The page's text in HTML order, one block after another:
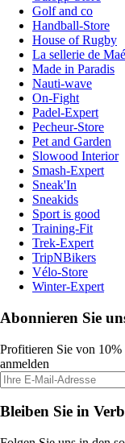
Golf and co
Handball-Store
House of Rugby
La sellerie de Maé
Made in Paradis
Nauti-wave
On-Fight
Padel-Expert
Pecheur-Store
Pet and Garden
Slowood Interior
Smash-Expert
Sneak'In
Sneakids
Sport is good
Training-Fit
Trek-Expert
TripNBikers
Vélo-Store
Winter-Expert
Abonnieren Sie
Profitieren Sie von
anmelden
Bleiben Sie in